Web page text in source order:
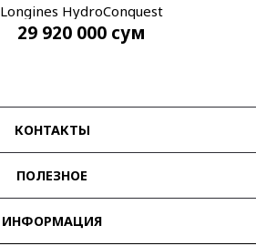
Longines HydroConquest
L3.781.4.96.9
29 920 000 сум
КОНТАКТЫ
ПОЛЕЗНОЕ
ИНФОРМАЦИЯ